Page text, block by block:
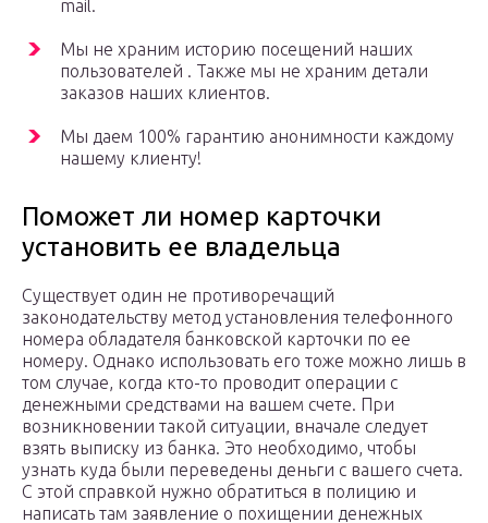
mail.
Мы не храним историю посещений наших
пользователей . Также мы не храним детали
заказов наших клиентов.
Мы даем 100% гарантию анонимности каждому
нашему клиенту!
Поможет ли номер карточки
установить ее владельца
Существует один не противоречащий
законодательству метод установления телефонного
номера обладателя банковской карточки по ее
номеру. Однако использовать его тоже можно лишь в
том случае, когда кто-то проводит операции с
денежными средствами на вашем счете. При
возникновении такой ситуации, вначале следует
взять выписку из банка. Это необходимо, чтобы
узнать куда были переведены деньги с вашего счета.
С этой справкой нужно обратиться в полицию и
написать там заявление о похищении денежных